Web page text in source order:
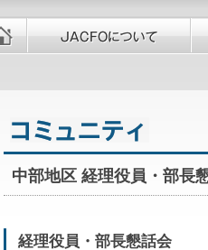
中部地区 経理役員・部長
経理役員・部長懇話会